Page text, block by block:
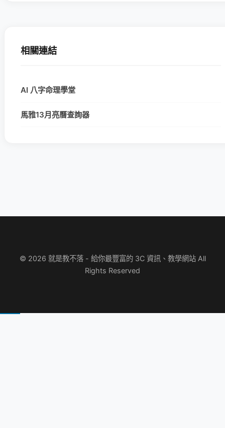
相關連結
AI 八字命理學堂
馬雅13月亮曆查詢器
© 2026 就是教不落 - 給你最豐富的 3C 資訊、教學網站 All
Rights Reserved